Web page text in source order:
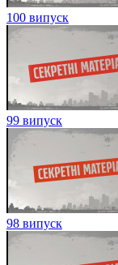
100 випуск
99 випуск
98 випуск